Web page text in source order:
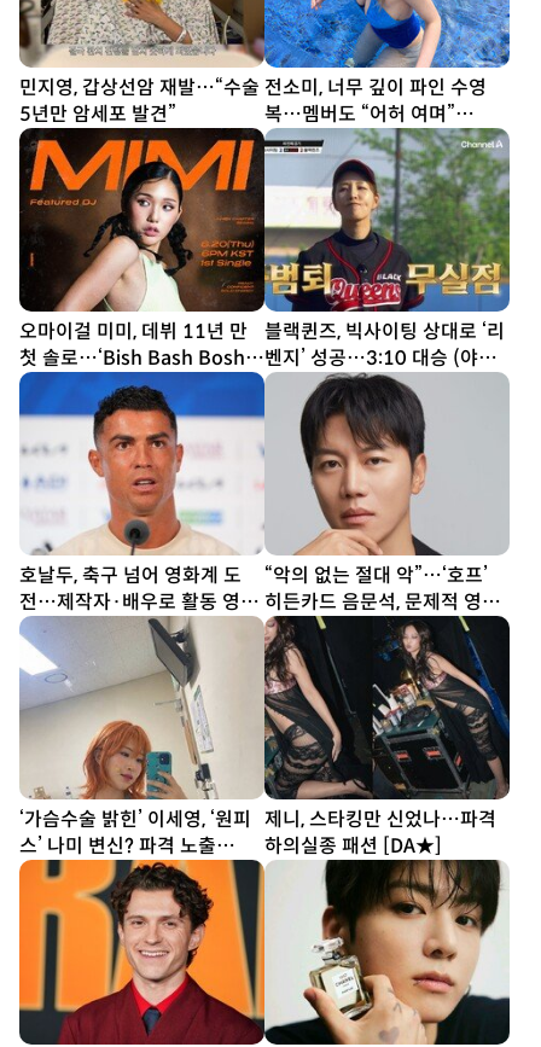
민지영, 갑상선암 재발…“수술
5년만 암세포 발견”
전소미, 너무 깊이 파인 수영
복…멤버도 “어허 여며”
[DA★]
오마이걸 미미, 데뷔 11년 만
첫 솔로…‘Bish Bash Bosh’
트랙리스트 공개
블랙퀸즈, 빅사이팅 상대로 ‘리
벤지’ 성공…3:10 대승 (야구
여왕2)
호날두, 축구 넘어 영화계 도
전…제작자·배우로 활동 영역
확장
“악의 없는 절대 악”…‘호프’
히든카드 음문석, 문제적 영화
의 문제적 양배 [인터뷰]
‘가슴수술 밝힌’ 이세영, ‘원피
스’ 나미 변신? 파격 노출
[DA★]
제니, 스타킹만 신었나…파격
하의실종 패션 [DA★]